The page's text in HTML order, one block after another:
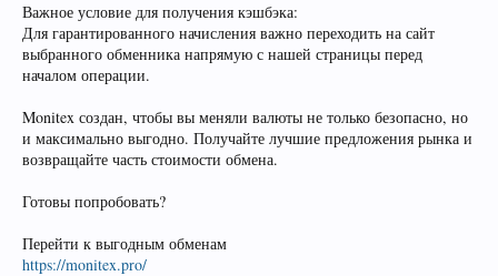
Важное условие для получения кэшбэка:
Для гарантированного начисления важно переходить на сайт
выбранного обменника напрямую с нашей страницы перед
началом операции.
Monitex создан, чтобы вы меняли валюты не только безопасно, но
и максимально выгодно. Получайте лучшие предложения рынка и
возвращайте часть стоимости обмена.
Готовы попробовать?
Перейти к выгодным обменам
https://monitex.pro/